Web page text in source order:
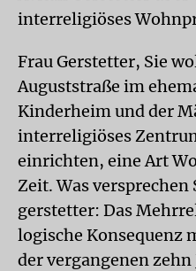
interreligiöses
Frau Gerstetter, Sie
Auguststraße im
Kinderheim und der
interreligiöses
einrichten, eine Art
Zeit. Was versprechen
gerstetter: Das
logische Konsequenz
der vergangenen